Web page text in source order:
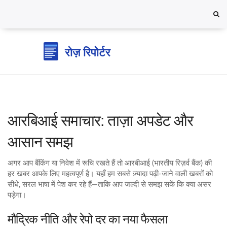
आरबि‍आई समाचार: ताज़ा अपडेट और
आसान समझ
अगर आप बैंकिंग या निवेश में रूचि रखते हैं तो आरबीआई (भारतीय रिज़र्व बैंक) की
हर खबर आपके लिए महत्वपूर्ण है। यहाँ हम सबसे ज़्यादा पढ़ी‑जाने वाली खबरों को
सीधे, सरल भाषा में पेश कर रहे हैं—ताकि आप जल्दी से समझ सकें कि क्या असर
पड़ेगा।
मौद्रिक नीति और रेपो दर का नया फैसला